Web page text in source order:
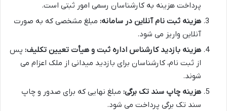
پرداخت هزینه به کارشناسان رسمی امور ثبتی است.
هزینه ثبت نام آنلاین در سامانه: مبلغ مشخصی که به صورت
آنلاین واریز می شود.
هزینه بازدید کارشناس اداره ثبت و هیأت تعیین تکلیف: پس
از ثبت نام، کارشناسان برای بازدید میدانی از ملک اعزام می
شوند.
هزینه چاپ سند تک برگی: مبلغ نهایی که برای صدور و چاپ
سند تک برگی پرداخت می شود.